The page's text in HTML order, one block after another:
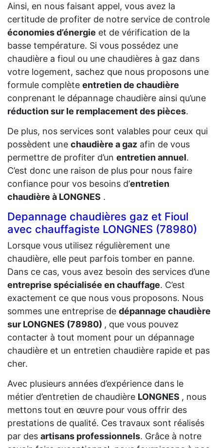
Ainsi, en nous faisant appel, vous avez la
certitude de profiter de notre service de controle
économies d’énergie et de vérification de la
basse température. Si vous possédez une
chaudière a fioul ou une chaudières à gaz dans
votre logement, sachez que nous proposons une
formule complète entretien de chaudière
conprenant le dépannage chaudière ainsi qu’une
réduction sur le remplacement des pièces.
De plus, nos services sont valables pour ceux qui
possèdent une chaudière a gaz afin de vous
permettre de profiter d’un entretien annuel.
C’est donc une raison de plus pour nous faire
confiance pour vos besoins d’entretien
chaudière à LONGNES .
Depannage chaudières gaz et Fioul
avec chauffagiste LONGNES (78980)
Lorsque vous utilisez régulièrement une
chaudière, elle peut parfois tomber en panne.
Dans ce cas, vous avez besoin des services d’une
entreprise spécialisée en chauffage. C’est
exactement ce que nous vous proposons. Nous
sommes une entreprise de dépannage chaudière
sur LONGNES (78980) , que vous pouvez
contacter à tout moment pour un dépannage
chaudière et un entretien chaudière rapide et pas
cher.
Avec plusieurs années d’expérience dans le
métier d’entretien de chaudière LONGNES , nous
mettons tout en œuvre pour vous offrir des
prestations de qualité. Ces travaux sont réalisés
par des artisans professionnels. Grâce à notre